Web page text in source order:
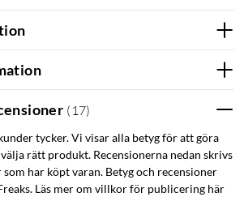
( 17)
tycker. Vi visar alla betyg för att göra
rätt produkt. Recensionerna nedan skrivs
har köpt varan. Betyg och recensioner
Läs mer om villkor för publicering här